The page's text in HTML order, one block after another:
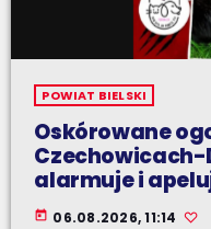
POWIAT BIELSKI
Oskórowane
Czechowicach-
alarmuje i
today 06.08.2026, 11:14